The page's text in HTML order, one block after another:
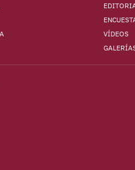
VÍDEOS